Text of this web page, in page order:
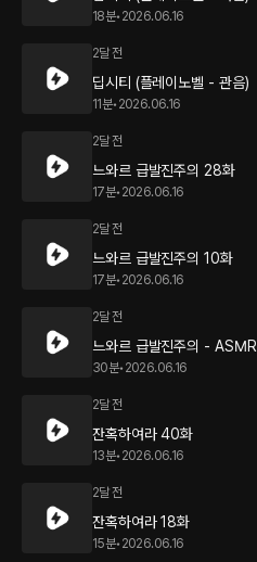
18분• 2026.06.16
2달 전
딥시티 (플레이노벨 - 관음)
11분• 2026.06.16
2달 전
느와르 급발진주의 28화
17분• 2026.06.16
2달 전
느와르 급발진주의 10화
17분• 2026.06.16
2달 전
느와르 급발진주의 - ASMR
30분• 2026.06.16
2달 전
잔혹하여라 40화
13분• 2026.06.16
2달 전
잔혹하여라 18화
15분• 2026.06.16